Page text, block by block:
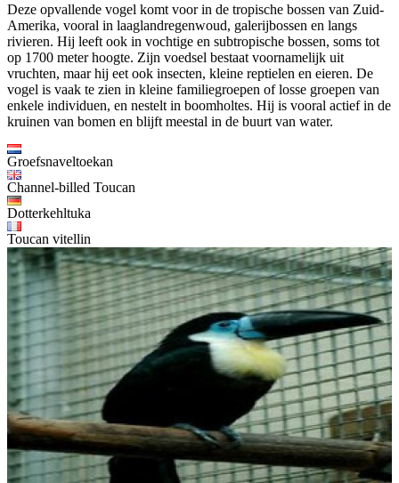
Deze opvallende vogel komt voor in de tropische bossen van Zuid-
Amerika, vooral in laaglandregenwoud, galerijbossen en langs
rivieren. Hij leeft ook in vochtige en subtropische bossen, soms tot
op 1700 meter hoogte. Zijn voedsel bestaat voornamelijk uit
vruchten, maar hij eet ook insecten, kleine reptielen en eieren. De
vogel is vaak te zien in kleine familiegroepen of losse groepen van
enkele individuen, en nestelt in boomholtes. Hij is vooral actief in de
kruinen van bomen en blijft meestal in de buurt van water.
Groefsnaveltoekan
Channel-billed Toucan
Dotterkehltuka
Toucan vitellin